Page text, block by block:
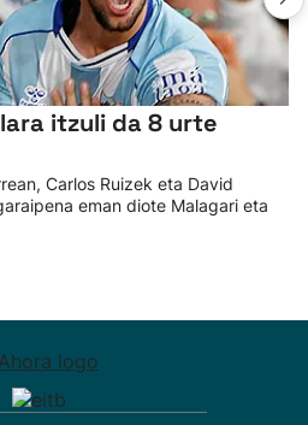
itzuli da 8 urte
Carlos Ruizek eta David
eman diote Malagari eta